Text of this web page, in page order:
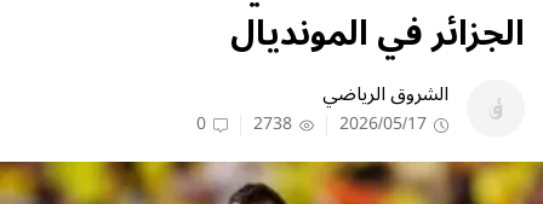
الجزائر في المونديال
الشروق الرياضي
2026/05/17
2738
0